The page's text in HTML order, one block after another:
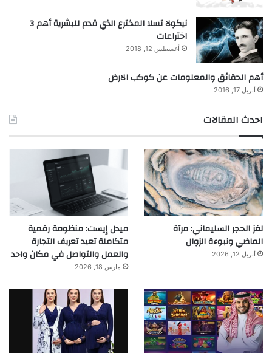
نيكولا تسلا المخترع الذي قدم للبشرية أهم 3
اختراعات
أغسطس 12, 2018
أهم الحقائق والمعلومات عن كوكب الارض
أبريل 17, 2016
احدث المقالات
لغز الحجر السليماني: مرآة
الماضي ونبوءة الزوال
أبريل 12, 2026
ميدل إيست: منظومة رقمية
متكاملة تعيد تعريف التجارة
والعمل والتواصل في مكان واحد
مارس 18, 2026